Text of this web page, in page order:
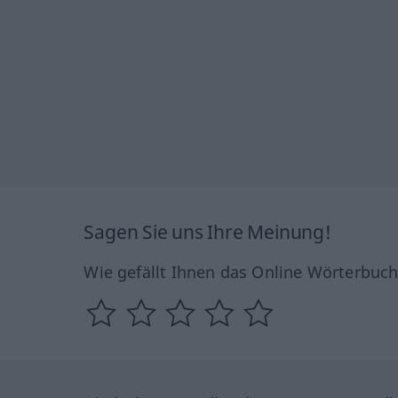
Sagen Sie uns Ihre Meinung!
Wie gefällt Ihnen das Online